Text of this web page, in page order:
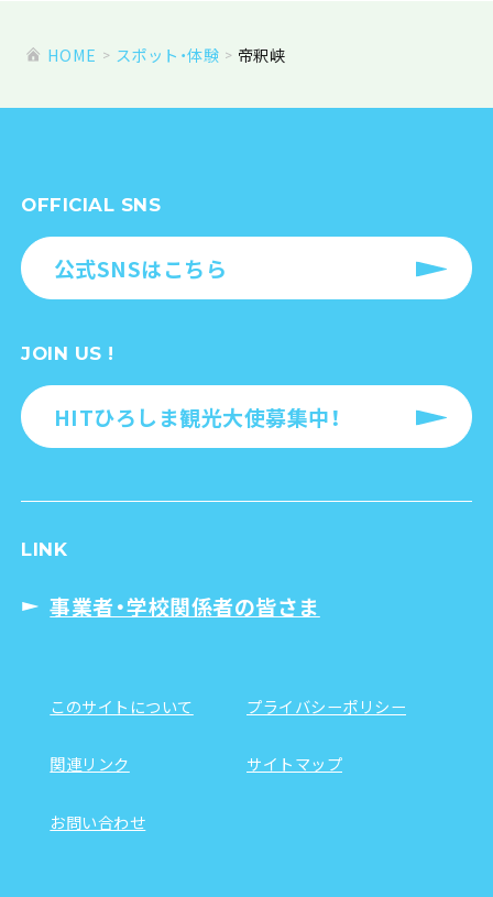
HOME スポット・体験 帝釈峡
OFFICIAL SNS
公式SNSはこちら
JOIN US !
HITひろしま観光大使募集中！
LINK
事業者・学校関係者の皆さま
このサイトについて プライバシーポリシー
関連リンク サイトマップ
お問い合わせ